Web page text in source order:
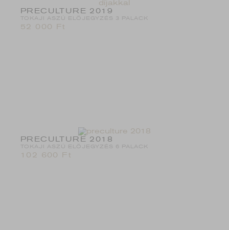
PRECULTURE 2019
TOKAJI ASZÚ ELŐJEGYZÉS 3 PALACK
52 000 Ft
PRECULTURE 2018
TOKAJI ASZÚ ELŐJEGYZÉS 6 PALACK
102 600 Ft